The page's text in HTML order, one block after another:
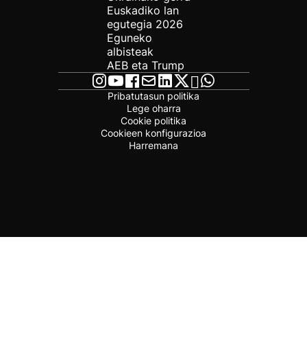
Euskadiko lan
egutegia 2026
Eguneko
albisteak
AEB eta Trump
Pribatutasun politika
Lege oharra
Cookie politika
Cookieen konfigurazioa
Harremana